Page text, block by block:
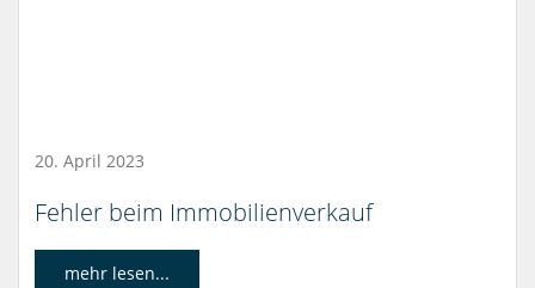
20. April 2023
Fehler beim Immobilienverkauf
mehr lesen...